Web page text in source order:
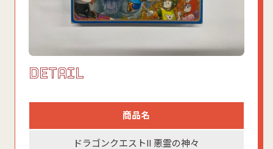
DETAIL
商品名
ドラゴンクエストII 悪霊の神々